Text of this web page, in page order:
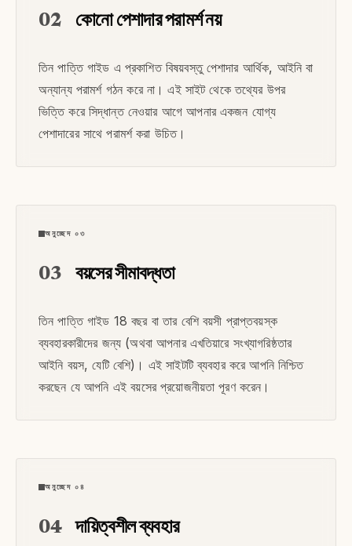
02 কোনো পেশাদার পরামর্শ নয়
তিন পাত্তি গাইড এ প্রকাশিত বিষয়বস্তু পেশাদার আর্থিক, আইনি বা
অন্যান্য পরামর্শ গঠন করে না। এই সাইট থেকে তথ্যের উপর
ভিত্তি করে সিদ্ধান্ত নেওয়ার আগে আপনার একজন যোগ্য
পেশাদারের সাথে পরামর্শ করা উচিত।
অনুচ্ছেদ ০৩
03 বয়সের সীমাবদ্ধতা
তিন পাত্তি গাইড 18 বছর বা তার বেশি বয়সী প্রাপ্তবয়স্ক
ব্যবহারকারীদের জন্য (অথবা আপনার এখতিয়ারে সংখ্যাগরিষ্ঠতার
আইনি বয়স, যেটি বেশি)। এই সাইটটি ব্যবহার করে আপনি নিশ্চিত
করছেন যে আপনি এই বয়সের প্রয়োজনীয়তা পূরণ করেন।
অনুচ্ছেদ ০৪
04 দায়িত্বশীল ব্যবহার